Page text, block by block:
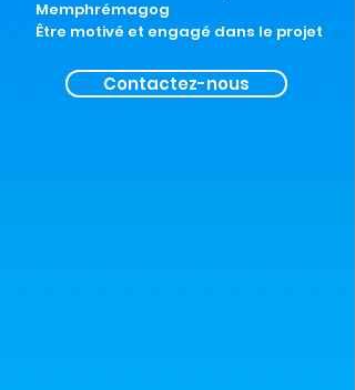
Memphrémagog
Être motivé et engagé dans le projet
Contactez-nous